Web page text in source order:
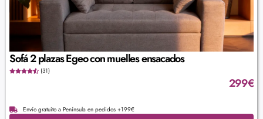
Sofá 2 plazas Egeo con muelles ensacados
(31)
299€
Envío gratuito a Península en pedidos +199€